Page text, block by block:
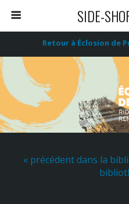
SIDE-
Retour à Éclosion de
« précédent dans la